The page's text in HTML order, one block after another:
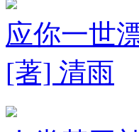
应你一世
[著] 清雨